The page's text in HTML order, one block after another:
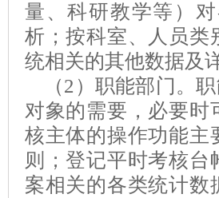
量、科研教学等）
析；按科室、人员类
统相关的其他数据及
（2 ）职能部门。
对象的需要，必要时
核主体的操作功能主
则；登记平时考核
案相关的各类统计数